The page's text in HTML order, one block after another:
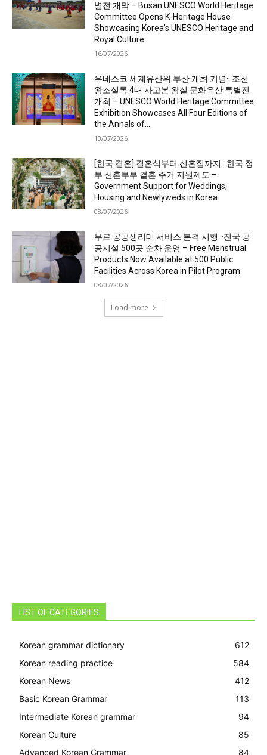
별전 개막 – Busan UNESCO World Heritage
Committee Opens K-Heritage House
Showcasing Korea’s UNESCO Heritage and
Royal Culture
16/07/2026
유네스코 세계유산위 부산 개최 기념···조선
왕조실록 4대 사고본·왕실 문화유산 특별전
개최 – UNESCO World Heritage Committee
Exhibition Showcases All Four Editions of
the Annals of...
10/07/2026
[한국 결혼] 결혼식부터 신혼집까지···한국 정
부 신혼부부 결혼·주거 지원제도 –
Government Support for Weddings,
Housing and Newlyweds in Korea
08/07/2026
무료 공공생리대 서비스 본격 시행···전국 공
공시설 500곳 순차 운영 – Free Menstrual
Products Now Available at 500 Public
Facilities Across Korea in Pilot Program
08/07/2026
Load more
LIST OF CATEGORIES
Korean grammar dictionary
612
Korean reading practice
584
Korean News
412
Basic Korean Grammar
113
Intermediate Korean grammar
94
Korean Culture
85
Advanced Korean Grammar
84